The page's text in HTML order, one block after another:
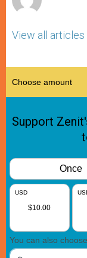
View all articles